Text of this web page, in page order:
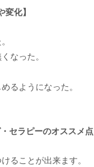
化】
なった。
るようになった。
セラピーのオススメ点
ることが出来ます。